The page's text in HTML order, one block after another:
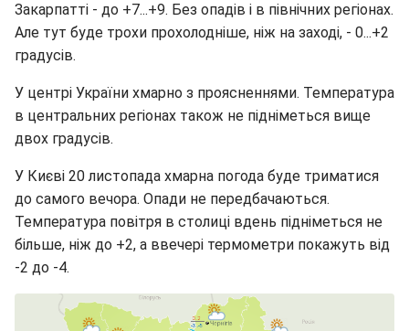
Закарпатті - до +7...+9. Без опадів і в північних регіонах.
Але тут буде трохи прохолодніше, ніж на заході, - 0...+2
градусів.
У центрі України хмарно з проясненнями. Температура
в центральних регіонах також не підніметься вище
двох градусів.
У Києві 20 листопада хмарна погода буде триматися
до самого вечора. Опади не передбачаються.
Температура повітря в столиці вдень підніметься не
більше, ніж до +2, а ввечері термометри покажуть від
-2 до -4.